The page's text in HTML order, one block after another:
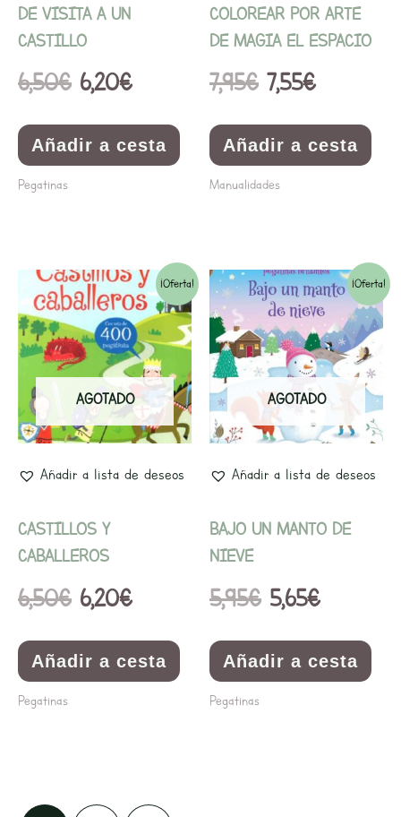
DE VISITA A UN
CASTILLO
6,50€ 6,20€
Añadir a cesta
Pegatinas
COLOREAR POR ARTE
DE MAGIA EL ESPACIO
7,95€ 7,55€
Añadir a cesta
Manualidades
¡Oferta!
AGOTADO
Añadir a lista de deseos
CASTILLOS Y
CABALLEROS
6,50€
El
precio
original
era:
6,50€.
6,20€
El
precio
actual
es:
6,20€.
Añadir a cesta
Pegatinas
¡Oferta!
AGOTADO
Añadir a lista de deseos
BAJO UN MANTO DE
NIEVE
5,95€
El
precio
original
era:
5,95€.
5,65€
El
precio
actual
es:
5,65€.
Añadir a cesta
Pegatinas